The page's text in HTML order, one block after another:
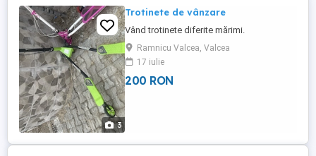
3
Trotinete de vânzare
Vând trotinete diferite mărimi.
Ramnicu Valcea, Valcea
17 iulie
200 RON